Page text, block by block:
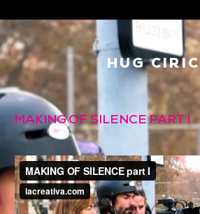
HUG CIRICI
MAKING OF SILENCE PART I